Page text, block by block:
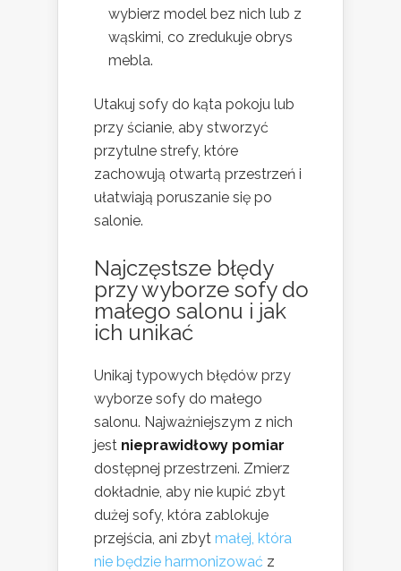
wybierz model bez nich lub z
wąskimi, co zredukuje obrys
mebla.
Utakuj sofy do kąta pokoju lub
przy ścianie, aby stworzyć
przytulne strefy, które
zachowują otwartą przestrzeń i
ułatwiają poruszanie się po
salonie.
Najczęstsze błędy
przy wyborze sofy do
małego salonu i jak
ich unikać
Unikaj typowych błędów przy
wyborze sofy do małego
salonu. Najważniejszym z nich
jest nieprawidłowy pomiar
dostępnej przestrzeni. Zmierz
dokładnie, aby nie kupić zbyt
dużej sofy, która zablokuje
przejścia, ani zbyt małej, która
nie będzie harmonizować z